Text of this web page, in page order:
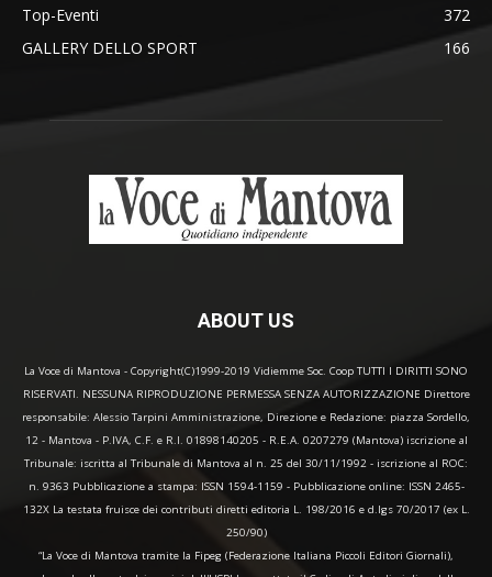
Top-Eventi
372
GALLERY DELLO SPORT
166
ABOUT US
La Voce di Mantova - Copyright(C)1999-2019 Vidiemme Soc. Coop TUTTI I DIRITTI SONO
RISERVATI. NESSUNA RIPRODUZIONE PERMESSA SENZA AUTORIZZAZIONE Direttore
responsabile: Alessio Tarpini Amministrazione, Direzione e Redazione: piazza Sordello,
12 - Mantova - P.IVA, C.F. e R.I. 01898140205 - R.E.A. 0207279 (Mantova) iscrizione al
Tribunale: iscritta al Tribunale di Mantova al n. 25 del 30/11/1992 - iscrizione al ROC:
n. 9363 Pubblicazione a stampa: ISSN 1594-1159 - Pubblicazione online: ISSN 2465-
132X La testata fruisce dei contributi diretti editoria L. 198/2016 e d.lgs 70/2017 (ex L.
250/90)
“La Voce di Mantova tramite la Fipeg (Federazione Italiana Piccoli Editori Giornali),